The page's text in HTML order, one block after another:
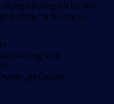
tôi đóng vai trò như
đồng hành cùng sự
kinh nghiệm
gia Google